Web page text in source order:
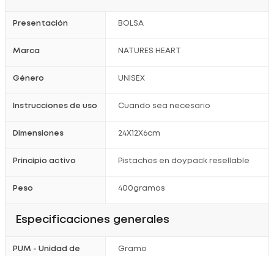
Presentación BOLSA
Marca NATURES HEART
Género UNISEX
Instrucciones de uso Cuando sea necesario
Dimensiones 24X12X6cm
Principio activo Pistachos en doypack resellable
Peso 400gramos
Especificaciones generales
PUM - Unidad de
Gramo